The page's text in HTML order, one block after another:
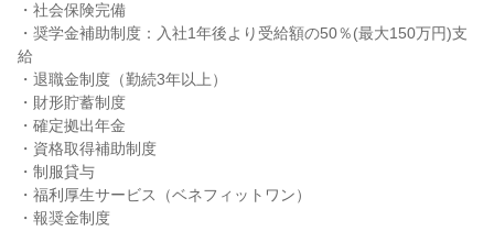
・社会保険完備
・奨学金補助制度：入社1年後より受給額の50％(最大150万円)支
給
・退職金制度（勤続3年以上）
・財形貯蓄制度
・確定拠出年金
・資格取得補助制度
・制服貸与
・福利厚生サービス（ベネフィットワン）
・報奨金制度